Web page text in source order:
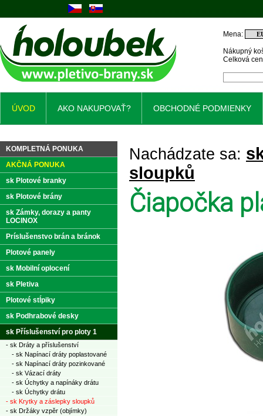
Nachádzate sa:
sloupků
Čiapočka
KOMPLETNÁ PONUKA
AKČNÁ PONUKA
sk Plotové branky
sk Plotové brány
sk Zámky, dorazy a panty
LOCINOX
Príslušenstvo brán a bránok
Plotové panely
sk Mobilní oplocení
sk Pletiva
Plotové stĺpiky
sk Podhrabové desky
sk Příslušenství pro ploty 1
- sk Dráty a příslušenství
- sk Napínací dráty poplastované
- sk Napínací dráty pozinkované
- sk Vázací dráty
- sk Úchytky a napínáky drátu
- sk Úchytky drátu
- sk Krytky a záslepky sloupků
- sk Držáky vzpěr (objímky)
Nákupný
Celková
Mena:
ÚVOD AKO NAKUPOVAŤ? OBCHODNÉ PODMIENKY